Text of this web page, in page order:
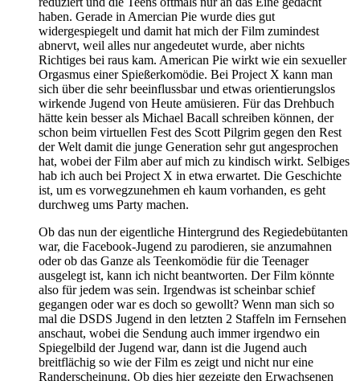
haben. Gerade in Amercian Pie wurde dies gut
widergespiegelt und damit hat mich der Film zumindest
abnervt, weil alles nur angedeutet wurde, aber nichts
Richtiges bei raus kam. American Pie wirkt wie ein sexueller
Orgasmus einer Spießerkomödie. Bei Project X kann man
sich über die sehr beeinflussbar und etwas orientierungslos
wirkende Jugend von Heute amüsieren. Für das Drehbuch
hätte kein besser als Michael Bacall schreiben können, der
schon beim virtuellen Fest des Scott Pilgrim gegen den Rest
der Welt damit die junge Generation sehr gut angesprochen
hat, wobei der Film aber auf mich zu kindisch wirkt. Selbiges
hab ich auch bei Project X in etwa erwartet. Die Geschichte
ist, um es vorwegzunehmen eh kaum vorhanden, es geht
durchweg ums Party machen.
Ob das nun der eigentliche Hintergrund des Regiedebütanten
war, die Facebook-Jugend zu parodieren, sie anzumahnen
oder ob das Ganze als Teenkomödie für die Teenager
ausgelegt ist, kann ich nicht beantworten. Der Film könnte
also für jedem was sein. Irgendwas ist scheinbar schief
gegangen oder war es doch so gewollt? Wenn man sich so
mal die DSDS Jugend in den letzten 2 Staffeln im Fernsehen
anschaut, wobei die Sendung auch immer irgendwo ein
Spiegelbild der Jugend war, dann ist die Jugend auch
breitflächig so wie der Film es zeigt und nicht nur eine
Randerscheinung. Ob dies hier gezeigte den Erwachsenen